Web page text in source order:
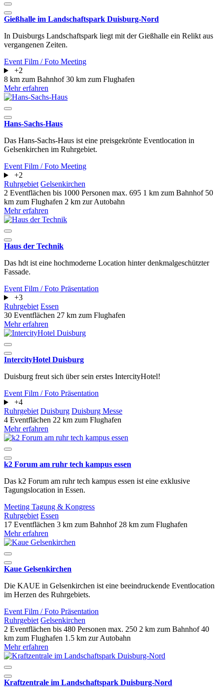
Gießhalle im Landschaftspark Duisburg-Nord
In Duisburgs Landschaftspark liegt mit der Gießhalle ein Relikt aus
vergangenen Zeiten.
Event Film / Foto Meeting
+2
8 km zum Bahnhof30 km zum Flughafen
Mehr erfahren
Hans-Sachs-Haus
Das Hans-Sachs-Haus ist eine preisgekrönte Eventlocation in
Gelsenkirchen im Ruhrgebiet.
Event Film / Foto Meeting
+2
Ruhrgebiet Gelsenkirchen
2 Eventflächen bis 1000 Personen max. 695 1 km zum Bahnhof 50
km zum Flughafen 2 km zur Autobahn
Mehr erfahren
Haus der Technik
Das hdt ist eine hochmoderne Location hinter denkmalgeschützter
Fassade.
Event Film / Foto Präsentation
+3
Ruhrgebiet Essen
30 Eventflächen 27 km zum Flughafen
Mehr erfahren
IntercityHotel Duisburg
Duisburg freut sich über sein erstes IntercityHotel!
Event Film / Foto Präsentation
+4
Ruhrgebiet Duisburg Duisburg Messe
4 Eventflächen 22 km zum Flughafen
Mehr erfahren
k2 Forum am ruhr tech kampus essen
Das k2 Forum am ruhr tech kampus essen ist eine exklusive
Tagungslocation in Essen.
Meeting Tagung & Kongress
Ruhrgebiet Essen
17 Eventflächen 3 km zum Bahnhof 28 km zum Flughafen
Mehr erfahren
Kaue Gelsenkirchen
Die KAUE in Gelsenkirchen ist eine beeindruckende Eventlocation
im Herzen des Ruhrgebiets.
Event Film / Foto Präsentation
Ruhrgebiet Gelsenkirchen
2 Eventflächen bis 480 Personen max. 250 2 km zum Bahnhof40
km zum Flughafen 1.5 km zur Autobahn
Mehr erfahren
Kraftzentrale im Landschaftspark Duisburg-Nord